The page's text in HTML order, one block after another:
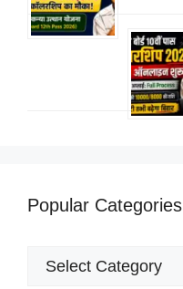
Popular Categories
Popular